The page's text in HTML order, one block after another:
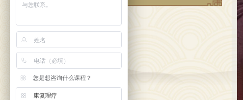
您是想咨询什么课程？
康复理疗